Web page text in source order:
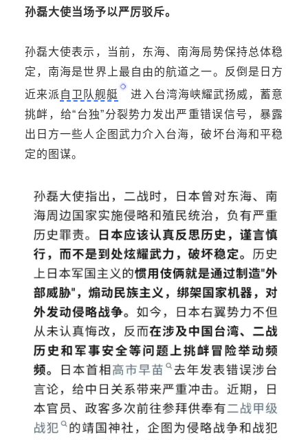
孙磊大使当场予以严厉驳斥。
孙磊大使表示，当前，东海、南海局势保持总体稳
定，南海是世界上最自由的航道之一。反倒是日方
近来派 自卫队舰艇
进入台湾海峡耀武扬威，蓄意
挑衅，给“台独”分裂势力发出严重错误信号，暴露
出日方一些人企图武力介入台海，破坏台海和平稳
定的图谋。